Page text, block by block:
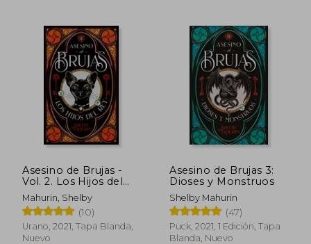
Asesino de Brujas -
Vol. 2. Los Hijos del
Rey
Mahurin, Shelby
(10)
Urano, 2021, Tapa Blanda,
Nuevo
Asesino de Brujas 3:
Dioses y Monstruos
Shelby Mahurin
(47)
Puck, 2021, 1 Edición, Tapa
Blanda, Nuevo